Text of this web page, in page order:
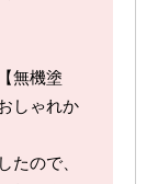
無機塗
しゃれか
たので、